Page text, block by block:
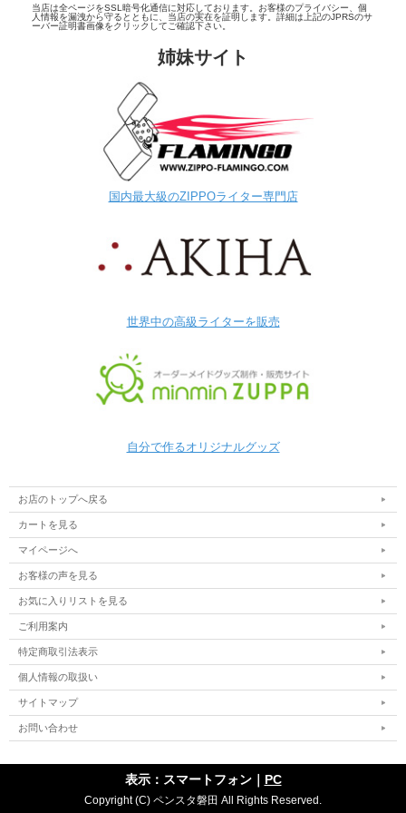
当店は全ページをSSL暗号化通信に対応しております。お客様のプライバシー、個
人情報を漏洩から守るとともに、当店の実在を証明します。詳細は上記のJPRSのサ
ーバー証明書画像をクリックしてご確認下さい。
姉妹サイト
国内最大級のZIPPOライター専門店
世界中の高級ライターを販売
自分で作るオリジナルグッズ
お店のトップへ戻る
カートを見る
マイページへ
お客様の声を見る
お気に入りリストを見る
ご利用案内
特定商取引法表示
個人情報の取扱い
サイトマップ
お問い合わせ
表示：スマートフォン｜ PC
Copyright (C) ペンスタ磐田 All Rights Reserved.